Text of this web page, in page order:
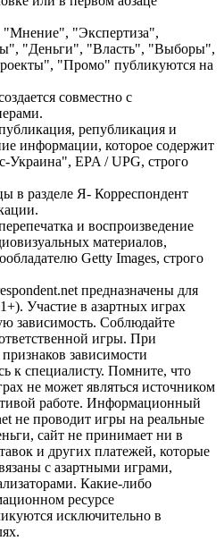
"Мнение", "Экспертиза",
"Деньги", "Власть", "Выборы",
"Промо" публикуются на
совместно с
републикация и
информации, которое содержит
Украина", EPA / UPG, строго
в разделе Я- Корреспондент
и воспроизведение
материалов,
Getty Images, строго
предназначены для
Участие в азартных играх
зависимость. Соблюдайте
игры. При
зависимости
к специалисту. Помните, что
не может являться источником
работе. Информационный
не проводит игры на реальные
сайт не принимает ни в
и других платежей, которые
с азартными играми,
Какие-либо
ресурсе
исключительно в